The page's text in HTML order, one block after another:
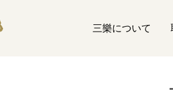
三樂について